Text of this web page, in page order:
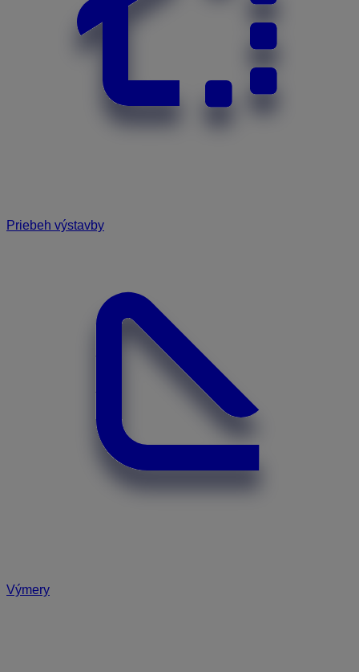
Priebeh výstavby
Výmery